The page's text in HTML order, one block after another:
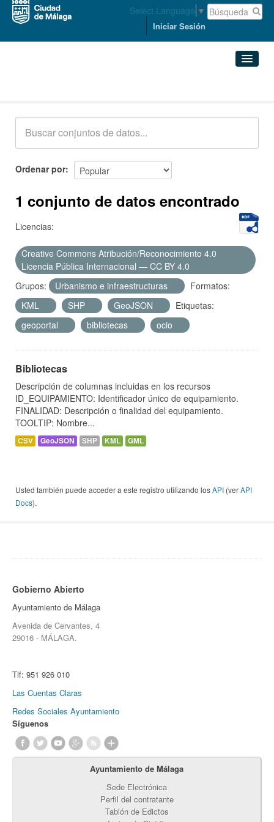
Select Language ▼
Iniciar Sesión
Acerca de
Ordenar por
1 conjunto de datos encontrado
Licencias:
Creative Commons Atribución/Reconocimiento 4.0
Licencia Pública Internacional — CC BY 4.0
Grupos:
Urbanismo e infraestructuras
Formatos:
KML
SHP GeoJSON
Etiquetas:
geoportal
bibliotecas ocio
Bibliotecas
Descripción de columnas incluidas en los recursos
ID_EQUIPAMIENTO: Identificador único de equipamiento.
FINALIDAD: Descripción o finalidad del equipamiento.
TOOLTIP: Nombre...
CSV GeoJSON SHP KML GML
Usted también puede acceder a este registro utilizando losAPI (verAPI
Docs).
Gobierno Abierto
Ayuntamiento de Málaga
Avenida de Cervantes, 4
29016 - MÁLAGA.
Tlf: 951 926 010
Las Cuentas Claras
Redes Sociales Ayuntamiento
Síguenos
Ayuntamiento de Málaga
Sede Electrónica
Perfil del contratante
Tablón de Edictos